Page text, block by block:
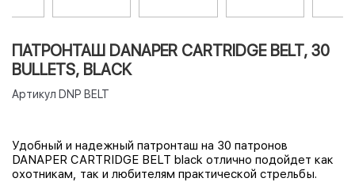
ПАТРОНТАШ DANAPER CARTRIDGE BELT, 30
BULLETS, BLACK
Артикул DNP BELT
Удобный и надежный патронташ на 30 патронов
DANAPER CARTRIDGE BELT black отлично подойдет как
охотникам, так и любителям практической стрельбы.